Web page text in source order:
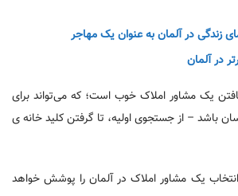
زندگی در آلمان به عنوان یک مهاجر
یک مشاور املاک خوب است؛ که می‌تواند برای
باشد – از جستجوی اولیه، تا گرفتن کلید خانه ی
یک مشاور املاک در آلمان را پوشش خواهد